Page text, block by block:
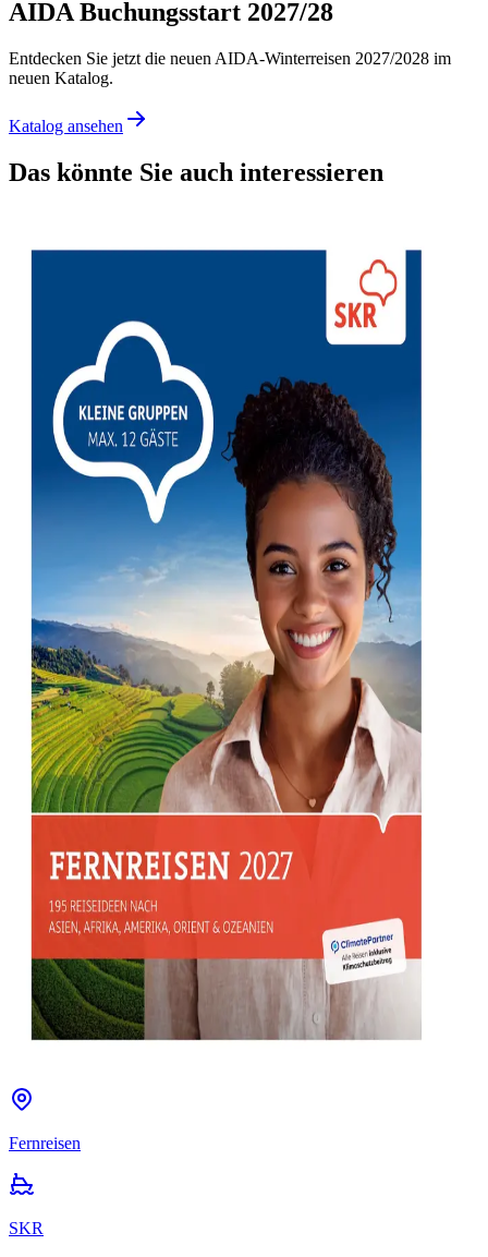
AIDA Buchungsstart 2027/28
Entdecken Sie jetzt die neuen AIDA-Winterreisen 2027/2028 im
neuen Katalog.
Katalog ansehen
Das könnte Sie auch interessieren
Fernreisen
SKR